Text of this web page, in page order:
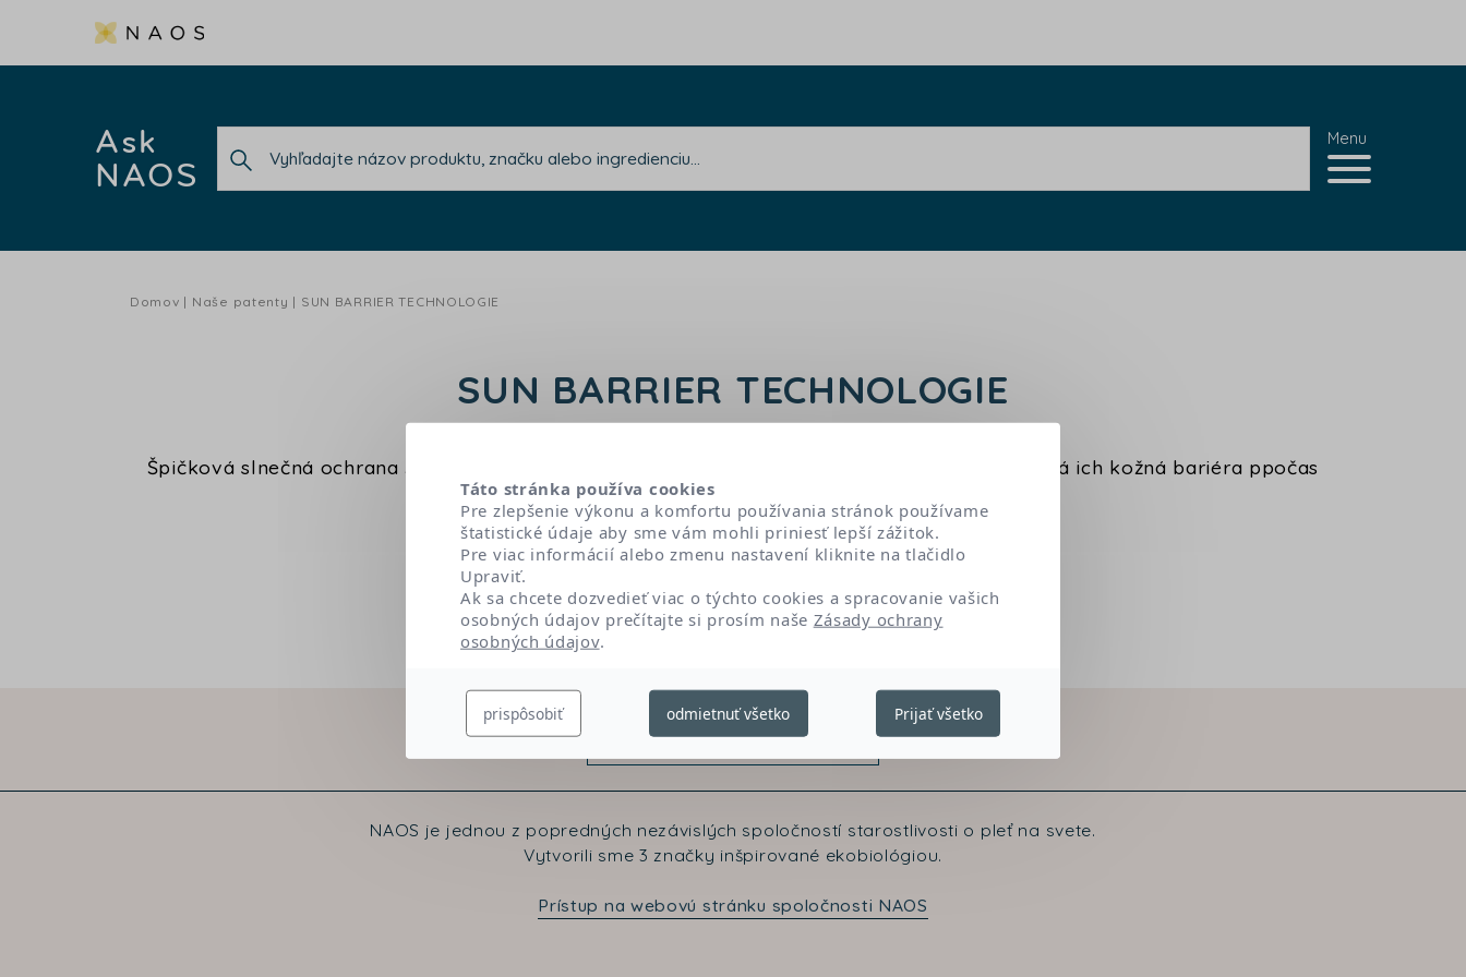
Ask
NAOS
Menu
Domov Naše patenty SUN BARRIER TECHNOLOGIE
SUN BARRIER TECHNOLOGIE
Špičková slnečná ochrana špeciálne navrhnutá pre jemnú detskú pokožku, aby bola zachovaná ich kožná bariéra ppočas
vystavenia sa slnku.
Kontaktujte nás
NAOS je jednou z popredných nezávislých spoločností starostlivosti o pleť na svete.
Vytvorili sme 3 značky inšpirované ekobiológiou.
Prístup na webovú stránku spoločnosti NAOS
Táto stránka používa cookies
Pre zlepšenie výkonu a komfortu používania stránok používame
štatistické údaje aby sme vám mohli priniesť lepší zážitok.
Pre viac informácií alebo zmenu nastavení kliknite na tlačidlo
Upraviť.
Ak sa chcete dozvedieť viac o týchto cookies a spracovanie vašich
osobných údajov prečítajte si prosím naše Zásady ochrany
osobných údajov.
prispôsobiť odmietnuť všetko Prijať všetko